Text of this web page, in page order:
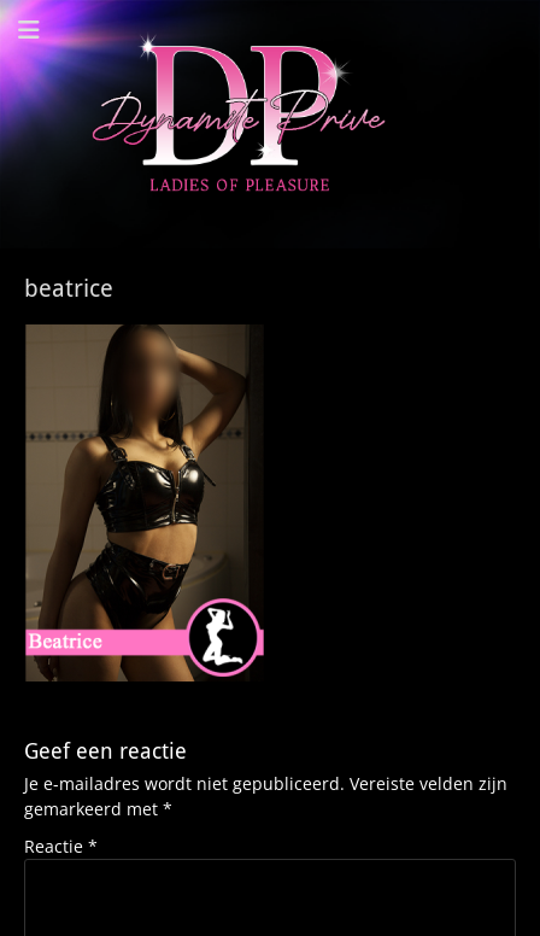
Dynamite Prive -
Privehuis Nieuwegein
beatrice
Geef een reactie
Je e-mailadres wordt niet gepubliceerd. Vereiste velden zijn
gemarkeerd met *
Reactie *